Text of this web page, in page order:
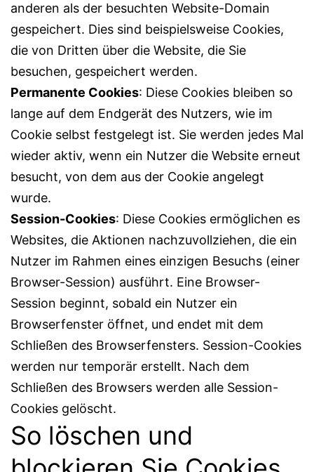
anderen als der besuchten Website-Domain
gespeichert. Dies sind beispielsweise Cookies,
die von Dritten über die Website, die Sie
besuchen, gespeichert werden.
Permanente Cookies: Diese Cookies bleiben so
lange auf dem Endgerät des Nutzers, wie im
Cookie selbst festgelegt ist. Sie werden jedes Mal
wieder aktiv, wenn ein Nutzer die Website erneut
besucht, von dem aus der Cookie angelegt
wurde.
Session-Cookies: Diese Cookies ermöglichen es
Websites, die Aktionen nachzuvollziehen, die ein
Nutzer im Rahmen eines einzigen Besuchs (einer
Browser-Session) ausführt. Eine Browser-
Session beginnt, sobald ein Nutzer ein
Browserfenster öffnet, und endet mit dem
Schließen des Browserfensters. Session-Cookies
werden nur temporär erstellt. Nach dem
Schließen des Browsers werden alle Session-
Cookies gelöscht.
So löschen und